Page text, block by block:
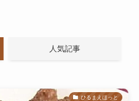
人気記事
ひるまえほっと